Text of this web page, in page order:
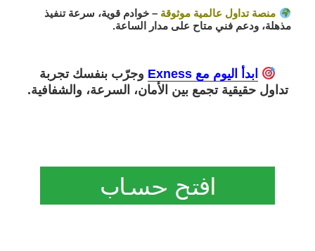
منصة تداول عالمية موثوقة – خوادم قوية، سرعة تنفيذ
مذهلة، ودعم فني متاح على مدار الساعة.
ابدأ اليوم مع Exness
وجرّب بنفسك تجربة
تداول حقيقية تجمع بين الأمان، السرعة، والشفافية.